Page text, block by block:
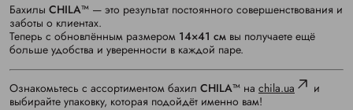
Бахилы CHILA™ — это результат постоянного совершенствования и
заботы о клиентах.
Теперь с обновлённым размером 14×41 см вы получаете ещё
больше удобства и уверенности в каждой паре.
Ознакомьтесь с ассортиментом бахил CHILA™ на chila.ua
и
выбирайте упаковку, которая подойдёт именно вам!